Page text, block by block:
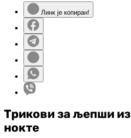
Линк је копиран!
Трикови за љепши
нокте